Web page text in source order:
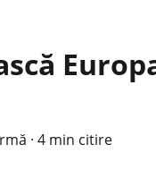
· 4 min citire